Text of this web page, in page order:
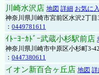
川崎水沢店 地図 詳細 お気に
神奈川県川崎市宮前区水沢2丁目
： 0449781611
ｲﾄｰﾖｰｶﾄﾞｰ武蔵小杉駅前店
神奈川県川崎市中原区小杉町3-
： 0447380611
イオン新百合ヶ丘店 地図 詳